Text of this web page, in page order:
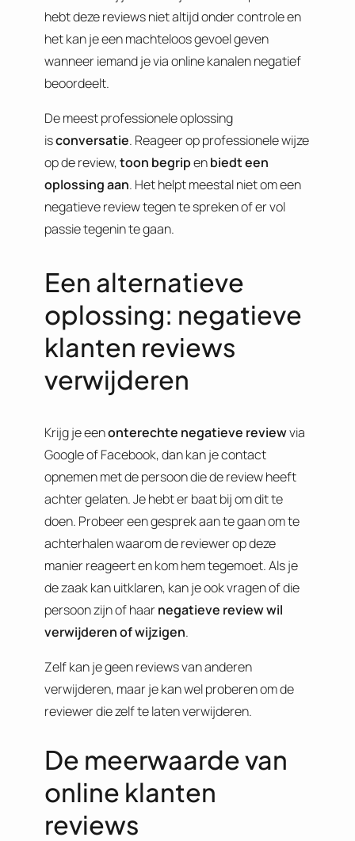
hebt deze reviews niet altijd onder controle en
het kan je een machteloos gevoel geven
wanneer iemand je via online kanalen negatief
beoordeelt.
De meest professionele oplossing
isconversatie. Reageer op professionele wijze
op de review,toon begripenbiedt een
oplossing aan. Het helpt meestal niet om een
negatieve review tegen te spreken of er vol
passie tegenin te gaan.
Een alternatieve
oplossing: negatieve
klanten reviews
verwijderen
Krijg je eenonterechte negatieve reviewvia
Google of Facebook, dan kan je contact
opnemen met de persoon die de review heeft
achter gelaten. Je hebt er baat bij om dit te
doen. Probeer een gesprek aan te gaan om te
achterhalen waarom de reviewer op deze
manier reageert en kom hem tegemoet. Als je
de zaak kan uitklaren, kan je ook vragen of die
persoon zijn of haarnegatieve review wil
verwijderen of wijzigen.
Zelf kan je geen reviews van anderen
verwijderen, maar je kan wel proberen om de
reviewer die zelf te laten verwijderen.
De meerwaarde van
online klanten
reviews